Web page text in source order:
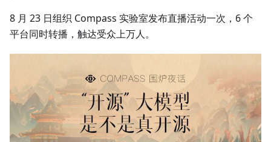
8 月 23 日组织 Compass 实验室发布直播活动一次，6 个
平台同时转播，触达受众上万人。